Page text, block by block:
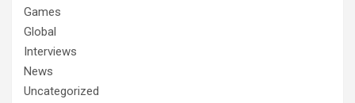
Games
Global
Interviews
News
Uncategorized